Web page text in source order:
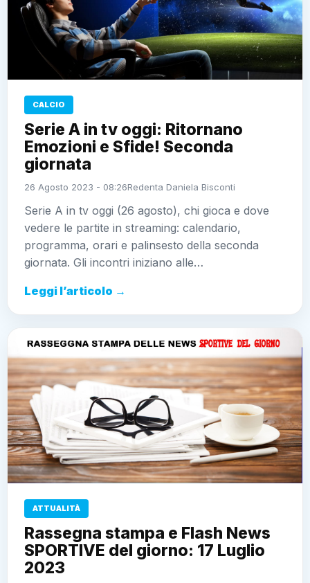
CALCIO
Serie A in tv oggi: Ritornano
Emozioni e Sfide! Seconda
giornata
26 Agosto 2023 - 08:26Redenta Daniela Bisconti
Serie A in tv oggi (26 agosto), chi gioca e dove
vedere le partite in streaming: calendario,
programma, orari e palinsesto della seconda
giornata. Gli incontri iniziano alle…
Leggi l’articolo →
ATTUALITÀ
Rassegna stampa e Flash News
SPORTIVE del giorno: 17 Luglio
2023